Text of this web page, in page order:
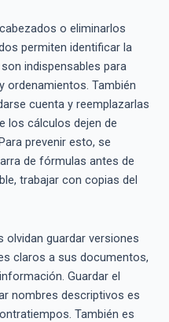
o eliminarlos
permiten identificar la
indispensables para
También
cuenta y reemplazarlas
los cálculos dejen de
prevenir esto, se
de fórmulas antes de
trabajar con copias del
guardar versiones
claros a sus documentos,
Guardar el
nombres descriptivos es
También es